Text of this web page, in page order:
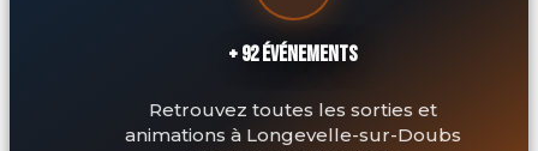
+ 92 ÉVÉNEMENTS
Retrouvez toutes les sorties et
animations à Longevelle-sur-Doubs